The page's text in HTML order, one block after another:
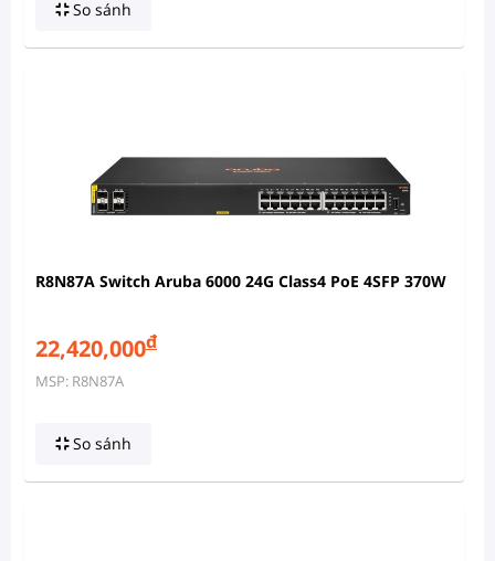
So sánh
R8N87A Switch Aruba 6000 24G Class4 PoE 4SFP 370W
22,420,000đ
MSP: R8N87A
So sánh